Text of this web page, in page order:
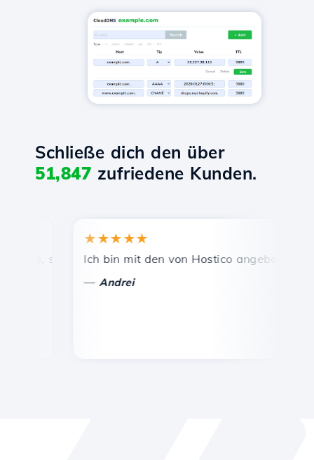
Schließe dich den über
51,847 zufriedene Kunden.
schnelle und effiziente technische Unterstützung.
★★★★★
Ich bin mit den von Hostico angebotenen
Andrei